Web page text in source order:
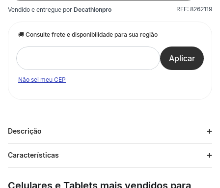
Vendido e entregue por Decathlonpro REF: 8262119
Não sei meu CEP
Descrição
Potencialize seus resultados com o Whey Protein 100% Pure
proteína de alto valor biológico, ele é o combustível ideal para
Características
Celulares e Tablets mais vendidos para